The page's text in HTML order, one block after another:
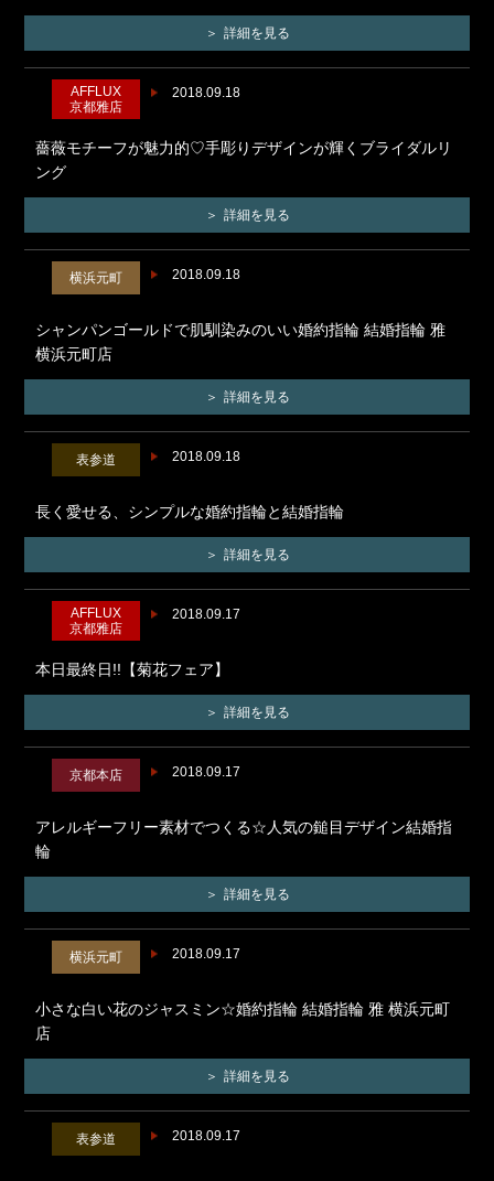
詳細を見る
2018.09.18
AFFLUX
京都雅店
薔薇モチーフが魅力的♡手彫りデザインが輝くブライダルリ
ング
詳細を見る
2018.09.18
横浜元町
シャンパンゴールドで肌馴染みのいい婚約指輪 結婚指輪 雅
横浜元町店
詳細を見る
2018.09.18
表参道
長く愛せる、シンプルな婚約指輪と結婚指輪
詳細を見る
2018.09.17
AFFLUX
京都雅店
本日最終日!!【菊花フェア】
詳細を見る
2018.09.17
京都本店
アレルギーフリー素材でつくる☆人気の鎚目デザイン結婚指
輪
詳細を見る
2018.09.17
横浜元町
小さな白い花のジャスミン☆婚約指輪 結婚指輪 雅 横浜元町
店
詳細を見る
2018.09.17
表参道